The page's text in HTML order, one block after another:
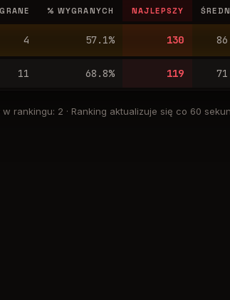
% WYGRANYCH NAJLEPSZY
4 57.1% 130
11 68.8% 119
rankingu: 2 · Ranking aktualizuje się co 60